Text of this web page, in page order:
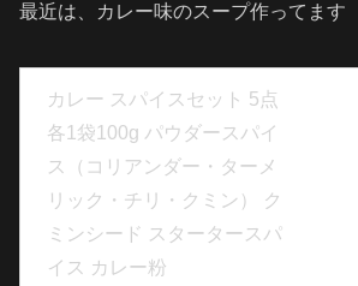
最近は、カレー味のスープ作ってます
カレー スパイスセット 5点
各1袋100g パウダースパイ
ス（コリアンダー・ターメ
リック・チリ・クミン） ク
ミンシード スタータースパ
イス カレー粉